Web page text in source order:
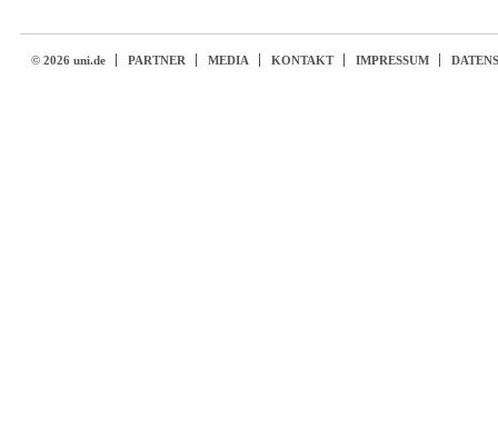
© 2026 uni.de PARTNER MEDIA KONTAKT IMPRESSUM